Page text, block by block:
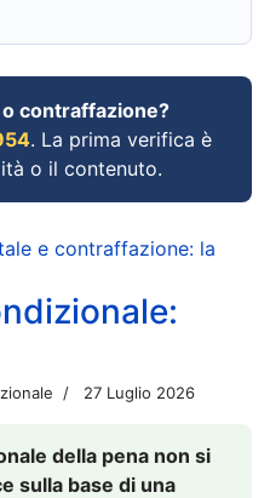
contraffazione?
. La prima verifica è
o il contenuto.
e contraffazione: la
27 Luglio 2026
della pena non si
sulla base di una